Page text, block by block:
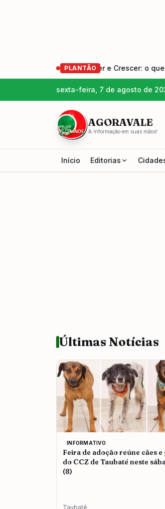
PLANTÃO
– Empreender e Crescer: o que
sexta-feira, 7 de agosto de
AGORAVALE
A Informação em suas mãos!
Início Editorias
Últimas Notícias
INFORMATIVO
Feira de adoção reúne cães e
do CCZ de Taubaté neste
(8)
Taubaté